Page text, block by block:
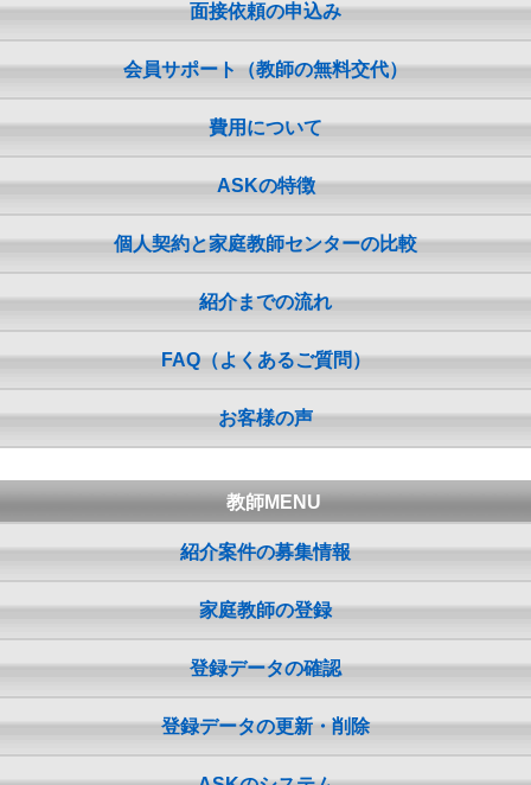
面接依頼の申込み
会員サポート（教師の無料交代）
費用について
ASKの特徴
個人契約と家庭教師センターの比較
紹介までの流れ
FAQ（よくあるご質問）
お客様の声
教師MENU
紹介案件の募集情報
家庭教師の登録
登録データの確認
登録データの更新・削除